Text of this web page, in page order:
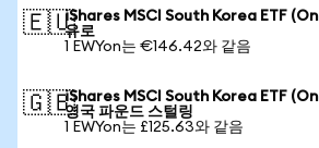
🇪🇺iShares MSCI South Korea ETF
유로
1 EWYon는 €146.42와 같음
🇬🇧iShares MSCI South Korea ETF
영국 파운드 스털링
1 EWYon는 £125.63와 같음